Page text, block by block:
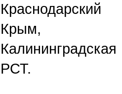
Крым,
РСТ.